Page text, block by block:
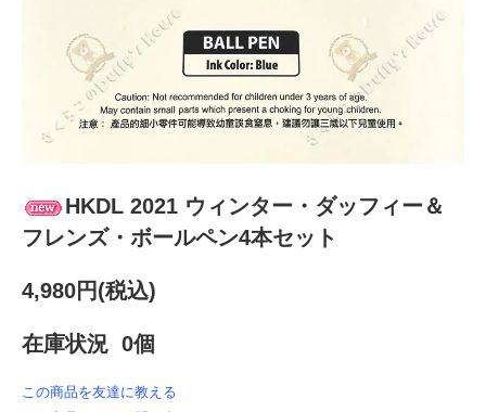
HKDL 2021 ウィンター・ダッフィー＆
フレンズ・ボールペン4本セット
4,980円(税込)
在庫状況 0個
この商品を友達に教える